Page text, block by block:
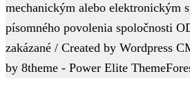
mechanickým alebo elektronickým
písomného povolenia spoločnosti
zakázané / Created by Wordpress
by 8theme - Power Elite